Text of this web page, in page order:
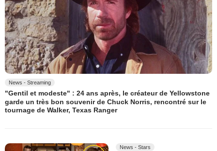
News - Streaming
"Gentil et modeste" : 24 ans après, le créateur de Yellowstone
garde un très bon souvenir de Chuck Norris, rencontré sur le
tournage de Walker, Texas Ranger
News - Stars